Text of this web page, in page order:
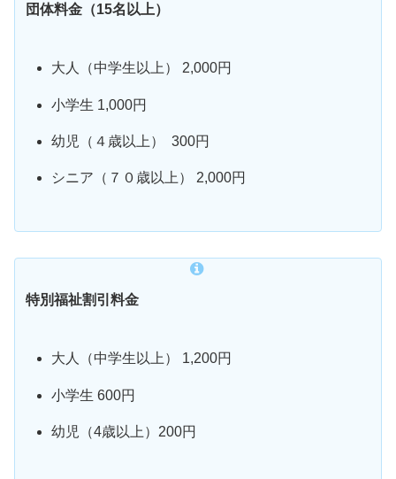
団体料金（15名以上）
大人（中学生以上） 2,000円
小学生 1,000円
幼児（４歳以上） 300円
シニア（７０歳以上） 2,000円
特別福祉割引料金
大人（中学生以上） 1,200円
小学生 600円
幼児（4歳以上）200円